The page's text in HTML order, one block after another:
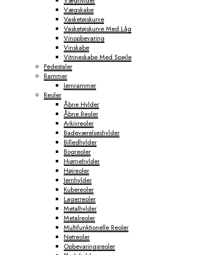
Vægskabe
Vasketøjskurve
Vasketøjskurve Med Låg
Vinopbevaring
Vinskabe
Vitrineskabe Med Spejle
Pedestaler
Rammer
Jernrammer
Reoler
Åbne Hylder
Åbne Reoler
Arkivreoler
Badeværelseshylder
Billedhylder
Bogreoler
Hjørnehylder
Højreoler
Jernhylder
Kubereoler
Lagerreoler
Metalhylder
Metalreoler
Multifunktionelle Reoler
Netreoler
Opbevaringsreoler